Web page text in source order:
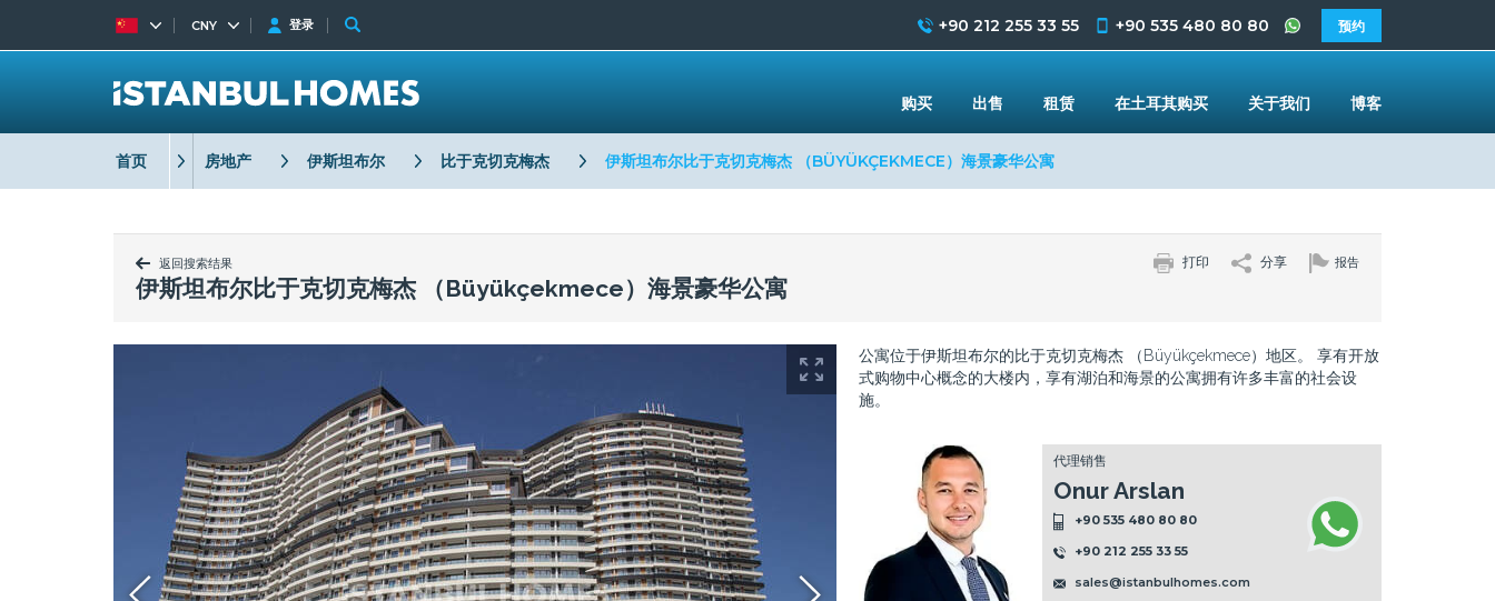
首页 房地产 伊斯坦布尔 比于克切克梅杰 伊斯坦布尔比于克切克梅杰 （BÜYÜKÇEKMECE）海景豪华公寓
返回搜索结果 报告
分享
打印
伊斯坦布尔比于克切克梅杰 （Büyükçekmece）海景豪华公寓
公寓位于伊斯坦布尔的比于克切克梅杰 （Büyükçekmece）地区。 享有开放
式购物中心概念的大楼内，享有湖泊和海景的公寓拥有许多丰富的社会设
施。
代理销售
Onur Arslan
+90 535 480 80 80
+90 212 255 33 55
sales@istanbulhomes.com
Whatsapp
CNY 登录 +90 212 255 33 55 +90 535 480 80 80 预约
购买 出售 租赁 在土耳其购买 关于我们 博客